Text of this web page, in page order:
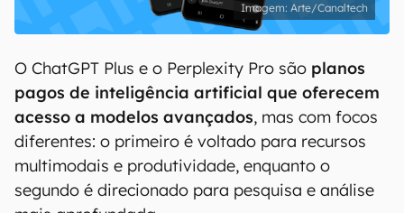
Arte/Canaltech
O ChatGPT Plus e o Perplexity Pro são planos
pagos de inteligência artificial que oferecem
acesso a modelos avançados, mas com focos
diferentes: o primeiro é voltado para recursos
multimodais e produtividade, enquanto o
segundo é direcionado para pesquisa e análise